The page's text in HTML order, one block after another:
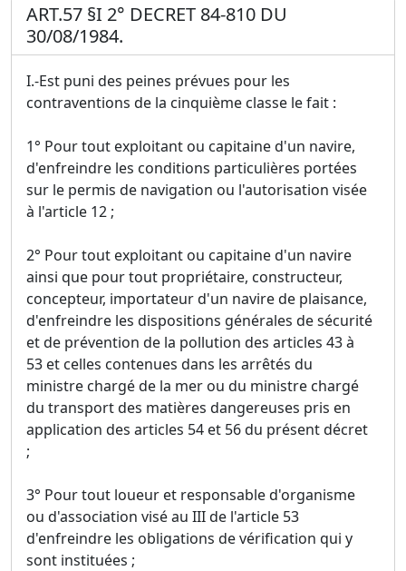
ART.57 §I 2° DECRET 84-810 DU
30/08/1984.
I.-Est puni des peines prévues pour les
contraventions de la cinquième classe le fait :
1° Pour tout exploitant ou capitaine d'un navire,
d'enfreindre les conditions particulières portées
sur le permis de navigation ou l'autorisation visée
à l'article 12 ;
2° Pour tout exploitant ou capitaine d'un navire
ainsi que pour tout propriétaire, constructeur,
concepteur, importateur d'un navire de plaisance,
d'enfreindre les dispositions générales de sécurité
et de prévention de la pollution des articles 43 à
53 et celles contenues dans les arrêtés du
ministre chargé de la mer ou du ministre chargé
du transport des matières dangereuses pris en
application des articles 54 et 56 du présent décret
;
3° Pour tout loueur et responsable d'organisme
ou d'association visé au III de l'article 53
d'enfreindre les obligations de vérification qui y
sont instituées ;